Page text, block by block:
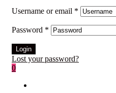
Username or email *
Password *
Login
Lost your password?
0